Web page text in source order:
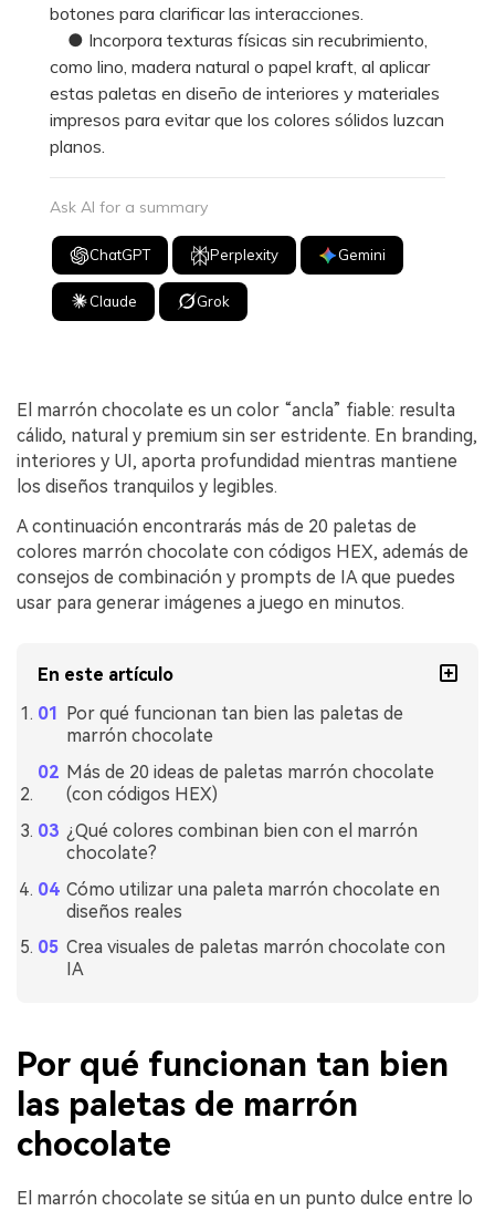
botones para clarificar las interacciones.
● Incorpora texturas físicas sin recubrimiento,
como lino, madera natural o papel kraft, al aplicar
estas paletas en diseño de interiores y materiales
impresos para evitar que los colores sólidos luzcan
planos.
Ask AI for a summary
ChatGPT Perplexity Gemini
Claude Grok
El marrón chocolate es un color “ancla” fiable: resulta
cálido, natural y premium sin ser estridente. En branding,
interiores y UI, aporta profundidad mientras mantiene
los diseños tranquilos y legibles.
A continuación encontrarás más de 20 paletas de
colores marrón chocolate con códigos HEX, además de
consejos de combinación y prompts de IA que puedes
usar para generar imágenes a juego en minutos.
En este artículo
Por qué funcionan tan bien las paletas de
marrón chocolate
Más de 20 ideas de paletas marrón chocolate
(con códigos HEX)
¿Qué colores combinan bien con el marrón
chocolate?
Cómo utilizar una paleta marrón chocolate en
diseños reales
Crea visuales de paletas marrón chocolate con
IA
Por qué funcionan tan bien
las paletas de marrón
chocolate
El marrón chocolate se sitúa en un punto dulce entre lo